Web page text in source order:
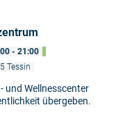
- 21:00
Tessin
und Wellnesscenter
übergeben.